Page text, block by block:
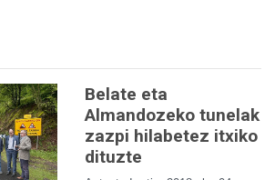
Belate eta
Almandozeko tunelak
zazpi hilabetez itxiko
dituzte